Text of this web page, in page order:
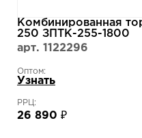
Комбинированная
250 ЗПТК-255-1800
арт. 1122296
Оптом:
Узнать
РРЦ:
26 890 ₽